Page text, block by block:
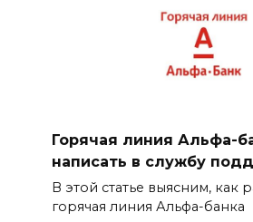
Горячая линия Альфа-
написать в службу
В этой статье выясним, как
горячая линия Альфа-банка